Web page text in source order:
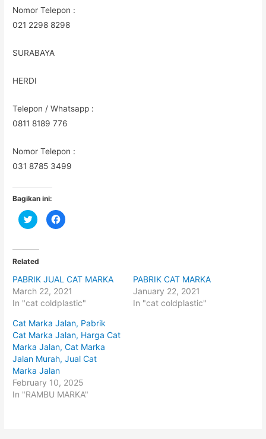
Nomor Telepon :
021 2298 8298
SURABAYA
HERDI
Telepon / Whatsapp :
0811 8189 776
Nomor Telepon :
031 8785 3499
Bagikan ini:
C
l
t
o
s
h
a
r
e
o
w
i
t
t
e
r
(
O
p
e
n
C
l
a
r
e
o
a
c
e
b
o
o
O
p
e
Related
PABRIK JUAL CAT MARKA
March 22, 2021
In "cat coldplastic"
PABRIK CAT MARKA
January 22, 2021
In "cat coldplastic"
Cat Marka Jalan, Pabrik
Cat Marka Jalan, Harga Cat
Marka Jalan, Cat Marka
Jalan Murah, Jual Cat
Marka Jalan
February 10, 2025
In "RAMBU MARKA"